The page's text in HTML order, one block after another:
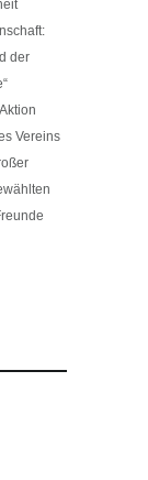
der
Vereins